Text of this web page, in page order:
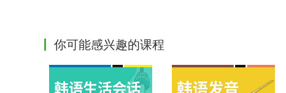
你可能感兴趣的课程